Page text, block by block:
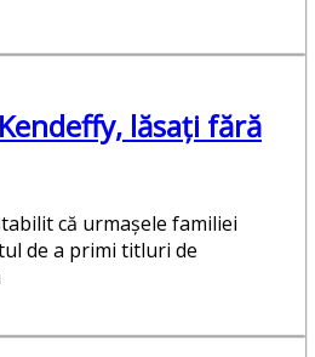
lăsați fără
că urmașele familiei
de a primi titluri de